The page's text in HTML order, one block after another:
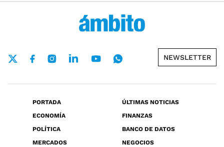
NEWSLETTER
PORTADA
ÚLTIMAS NOTICIAS
ECONOMÍA
FINANZAS
POLÍTICA
BANCO DE DATOS
MERCADOS
NEGOCIOS